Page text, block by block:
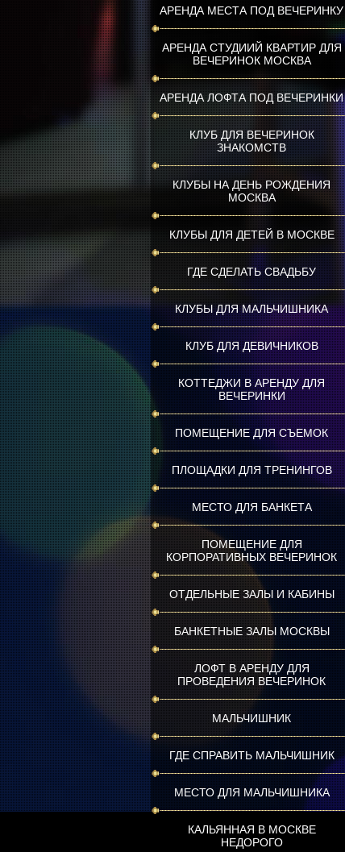
АРЕНДА МЕСТА ПОД ВЕЧЕРИНКУ
АРЕНДА СТУДИИЙ КВАРТИР ДЛЯ
ВЕЧЕРИНОК МОСКВА
АРЕНДА ЛОФТА ПОД ВЕЧЕРИНКИ
КЛУБ ДЛЯ ВЕЧЕРИНОК
ЗНАКОМСТВ
КЛУБЫ НА ДЕНЬ РОЖДЕНИЯ
МОСКВА
КЛУБЫ ДЛЯ ДЕТЕЙ В МОСКВЕ
ГДЕ СДЕЛАТЬ СВАДЬБУ
КЛУБЫ ДЛЯ МАЛЬЧИШНИКА
КЛУБ ДЛЯ ДЕВИЧНИКОВ
КОТТЕДЖИ В АРЕНДУ ДЛЯ
ВЕЧЕРИНКИ
ПОМЕЩЕНИЕ ДЛЯ СЪЕМОК
ПЛОЩАДКИ ДЛЯ ТРЕНИНГОВ
МЕСТО ДЛЯ БАНКЕТА
ПОМЕЩЕНИЕ ДЛЯ
КОРПОРАТИВНЫХ ВЕЧЕРИНОК
ОТДЕЛЬНЫЕ ЗАЛЫ И КАБИНЫ
БАНКЕТНЫЕ ЗАЛЫ МОСКВЫ
ЛОФТ В АРЕНДУ ДЛЯ
ПРОВЕДЕНИЯ ВЕЧЕРИНОК
МАЛЬЧИШНИК
ГДЕ СПРАВИТЬ МАЛЬЧИШНИК
МЕСТО ДЛЯ МАЛЬЧИШНИКА
КАЛЬЯННАЯ В МОСКВЕ
НЕДОРОГО